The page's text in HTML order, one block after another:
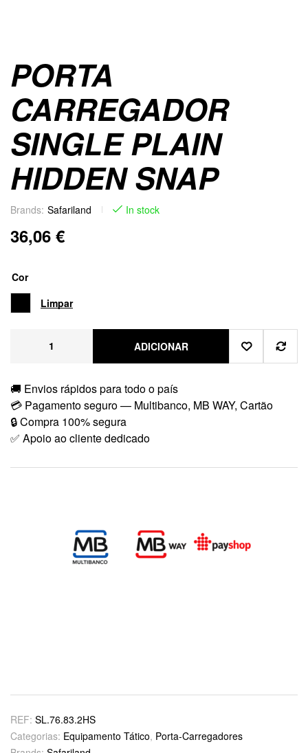
PORTA
CARREGADOR
SINGLE PLAIN
HIDDEN SNAP
Brands: Safariland In stock
36,06 €
Cor
Limpar
ADICIONAR
🚚 Envios rápidos para todo o país
💳 Pagamento seguro — Multibanco, MB WAY, Cartão
🔒 Compra 100% segura
✅ Apoio ao cliente dedicado
REF: SL.76.83.2HS
Categorias: Equipamento Tático, Porta-Carregadores